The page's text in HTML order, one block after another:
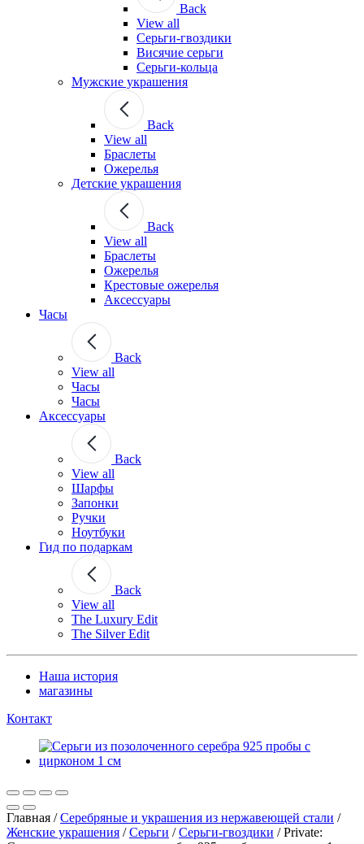
Back
View all
Серьги-гвоздики
Висячие серьги
Серьги-кольца
Мужские украшения
Back
View all
Браслеты
Ожерелья
Детские украшения
Back
View all
Браслеты
Ожерелья
Крестовые ожерелья
Аксессуары
Часы
Back
View all
Часы
Часы
Аксессуары
Back
View all
Шарфы
Запонки
Ручки
Ноутбуки
Гид по подаркам
Back
View all
The Luxury Edit
The Silver Edit
Наша история
магазины
Контакт
Главная /Серебряные и украшения из нержавеющей стали /
Женские украшения /Серьги /Серьги-гвоздики /Private: